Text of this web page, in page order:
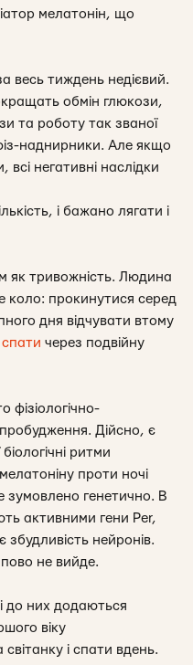
мелатонін, що
весь тиждень недієвий.
обмін глюкози,
та роботу так званої
наднирники. Але якщо
негативні наслідки
і бажано лягати і
як тривожність. Людина
коло: прокинутися серед
дня відчувати втому
спати через подвійну
фізіологічно-
Дійсно, є
ритми
проти ночі
зумовлено генетично. В
активними гени Per,
збудливість нейронів.
не вийде.
до них додаються
віку
і спати вдень.